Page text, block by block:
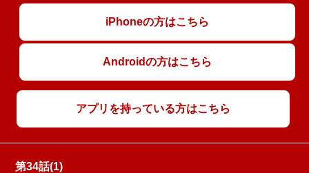
iPhoneの方はこちら
Androidの方はこちら
アプリを持っている方はこちら
第34話(1)